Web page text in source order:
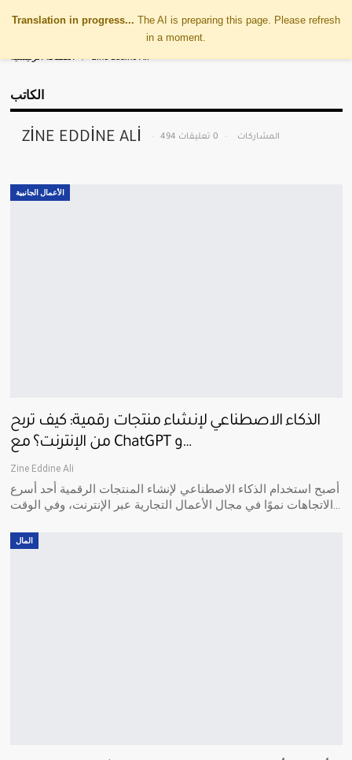
Translation in progress... The AI is preparing this page. Please refresh
in a moment.
الصفحة الرئيسية Zine Eddine Ali
الكاتب
ZINE EDDINE ALI 494 المشاركات 0 تعليقات
الأعمال الجانبية
الذكاء الاصطناعي لإنشاء منتجات رقمية: كيف تربح
من الإنترنت؟ مع ChatGPT و…
Zine Eddine Ali
أصبح استخدام الذكاء الاصطناعي لإنشاء المنتجات الرقمية أحد أسرع
الاتجاهات نموًا في مجال الأعمال التجارية عبر الإنترنت، وفي الوقت…
المال